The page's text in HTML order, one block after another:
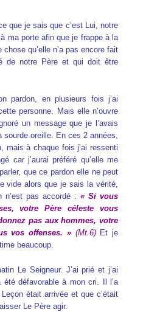
que je sais que c’est Lui, notre
ma porte afin que je frappe à la
qu’elle n’a pas encore fait
de notre Père et qui doit être
pardon, en plusieurs fois j’ai
personne. Mais elle n’ouvre
un message que je l’avais
oreille. En ces 2 années,
mais à chaque fois j’ai ressenti
car j’aurai préféré qu’elle me
que ce pardon elle ne peut
vide alors que je sais la vérité,
n’est pas accordé :« Si vous
votre Père céleste vous
pas aux hommes, votre
vos offenses. » (Mt.6)Et je
beaucoup.
Le Seigneur. J’ai prié et j’ai
été défavorable à mon cri. Il l’a
était arrivée et que c’était
Le Père agir.